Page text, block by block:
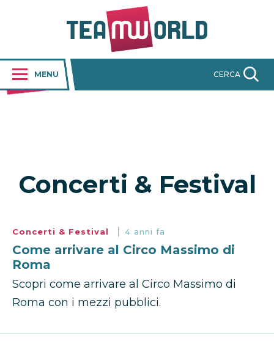
MENU CERCA
Concerti & Festival
Concerti & Festival 4 anni fa
Come arrivare al Circo Massimo di
Roma
Scopri come arrivare al Circo Massimo di
Roma con i mezzi pubblici.